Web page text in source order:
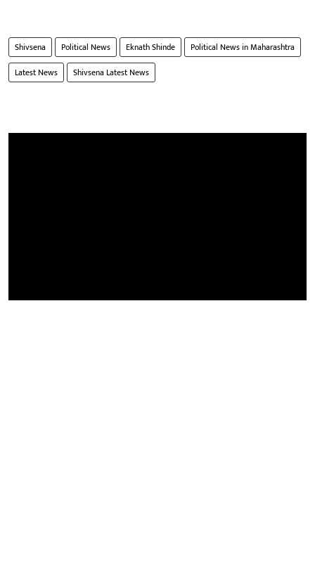
Shivsena Political News Eknath Shinde
Political News in Maharashtra
Latest News
Shivsena Latest News